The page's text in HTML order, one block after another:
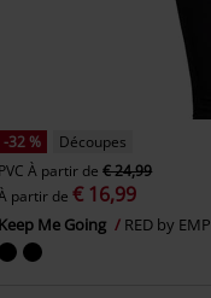
-32 %
Découpes
PVC À partir de€ 24,99
partir de€ 16,99
Keep Me Going RED by EMP